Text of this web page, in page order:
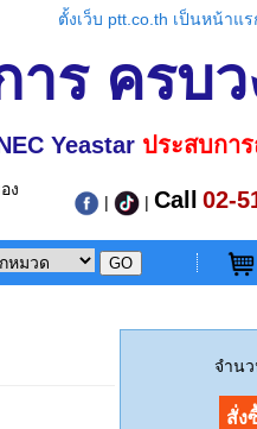
ตั้งเว็บ ptt.co.th เป็นหน้าแร
ร ครบว
Yeastar ประสบกา
ง
| | Call 02-
จำน